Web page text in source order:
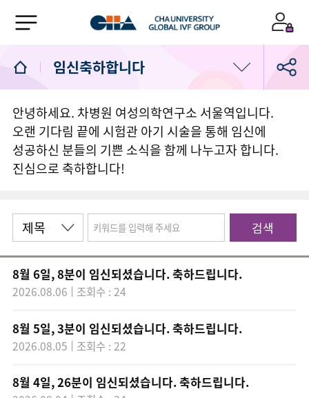
임신축하합니다
공지사항
임신축하합니다
고마워요차병원
고객의소리
서울역차 소식
안녕하세요. 차병원 여성의학연구소 서울역입니다.
오랜 기다림 끝에 시험관 아기 시술을 통해 임신에
성공하신 분들의 기쁜 소식을 함께 나누고자 합니다.
진심으로 축하합니다!
검색
8월 6일, 8분이 임신되셨습니다. 축하드립니다.
2026.08.06 조회수 : 24
8월 5일, 3분이 임신되셨습니다. 축하드립니다.
2026.08.05 조회수 : 22
8월 4일, 26분이 임신되셨습니다. 축하드립니다.